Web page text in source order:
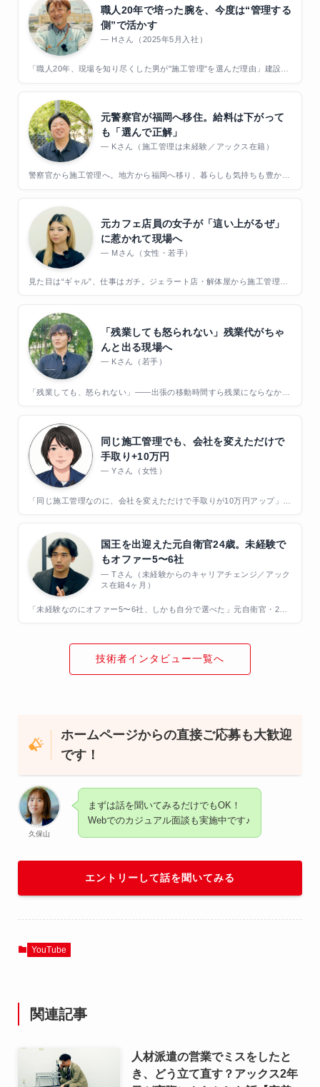
職人20年で培った腕を、今度は“管理する
側”で活かす
Hさん（2025年5月入社）
「職人20年、現場を知り尽くした男が"施工管理"を選んだ理由」建設一
元警察官が福岡へ移住。給料は下がって
も「選んで正解」
Kさん（施工管理は未経験／アックス在籍）
警察官から施工管理へ。地方から福岡へ移り、暮らしも気持ちも豊かに
元カフェ店員の女子が「這い上がるぜ」
に惹かれて現場へ
Mさん（女性・若手）
見た目は“ギャル”、仕事はガチ。ジェラート店・解体屋から施工管理へ
「残業しても怒られない」残業代がちゃ
んと出る現場へ
Kさん（若手）
「残業しても、怒られない」——出張の移動時間すら残業にならなかっ
同じ施工管理でも、会社を変えただけで
手取り+10万円
Yさん（女性）
「同じ施工管理なのに、会社を変えただけで手取りが10万円アップ」公
国王を出迎えた元自衛官24歳。未経験で
もオファー5〜6社
Tさん（未経験からのキャリアチェンジ／アック
ス在籍4ヶ月）
「未経験なのにオファー5〜6社、しかも自分で選べた」元自衛官・24
技術者インタビュー一覧へ
ホームページからの直接ご応募も大歓迎
です！
久保山
まずは話を聞いてみるだけでもOK！
Webでのカジュアル面談も実施中です♪
エントリーして話を聞いてみる
YouTube
関連記事
人材派遣の営業でミスをしたと
き、どう立て直す？アックス2年